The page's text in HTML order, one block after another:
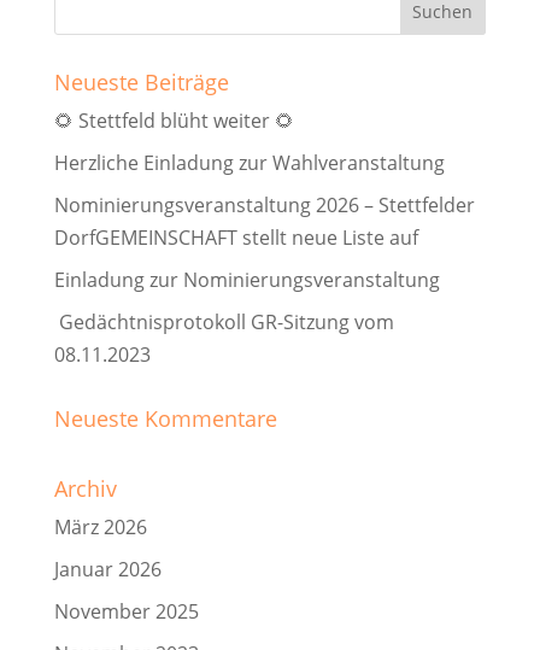
Neueste Beiträge
🌻 Stettfeld blüht weiter 🌻
Herzliche Einladung zur Wahlveranstaltung
Nominierungsveranstaltung 2026 – Stettfelder
DorfGEMEINSCHAFT stellt neue Liste auf
Einladung zur Nominierungsveranstaltung
Gedächtnisprotokoll GR-Sitzung vom
08.11.2023
Neueste Kommentare
Archiv
März 2026
Januar 2026
November 2025